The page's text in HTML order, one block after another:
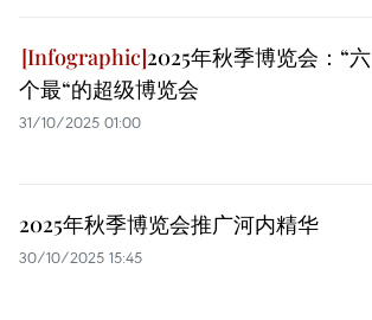
2025年秋季博览会：“六
个最“的超级博览会
31/10/2025 01:00
2025年秋季博览会推广河内精华
30/10/2025 15:45